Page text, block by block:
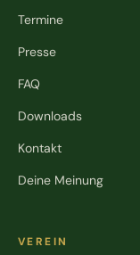
Termine
Presse
FAQ
Downloads
Kontakt
Deine Meinung
VEREIN